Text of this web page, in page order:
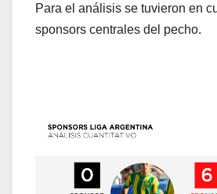
Para el análisis se tuvieron en
sponsors centrales del pecho.